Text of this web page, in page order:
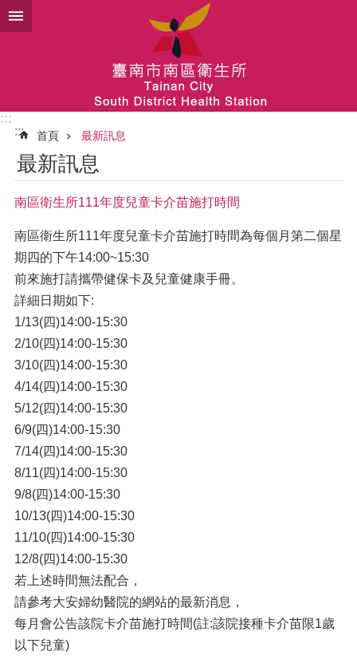
跳到主要內容區塊
:::
:::
首頁 最新訊息
最新訊息
南區衛生所111年度兒童卡介苗施打時間
南區衛生所111年度兒童卡介苗施打時間為每個月第二個星
期四的下午14:00~15:30
前來施打請攜帶健保卡及兒童健康手冊。
詳細日期如下:
1/13(四)14:00-15:30
2/10(四)14:00-15:30
3/10(四)14:00-15:30
4/14(四)14:00-15:30
5/12(四)14:00-15:30
6/9(四)14:00-15:30
7/14(四)14:00-15:30
8/11(四)14:00-15:30
9/8(四)14:00-15:30
10/13(四)14:00-15:30
11/10(四)14:00-15:30
12/8(四)14:00-15:30
若上述時間無法配合，
請參考大安婦幼醫院的網站的最新消息，
每月會公告該院卡介苗施打時間(註:該院接種卡介苗限1歲
以下兒童)